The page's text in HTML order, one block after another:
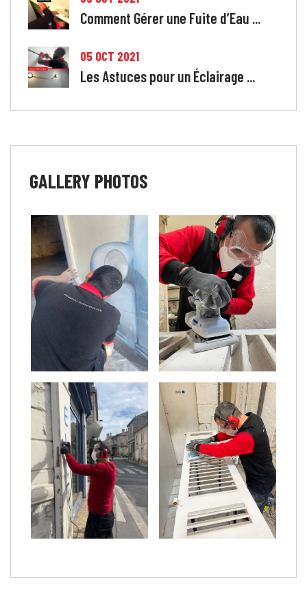
Comment Gérer une Fuite d’Eau ...
05 OCT 2021
Les Astuces pour un Éclairage ...
GALLERY PHOTOS